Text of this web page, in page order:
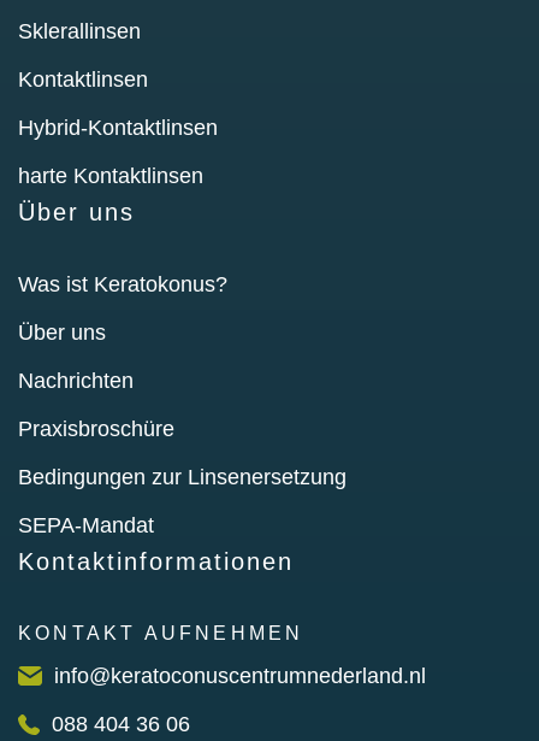
Sklerallinsen
Kontaktlinsen
Hybrid-Kontaktlinsen
harte Kontaktlinsen
Über uns
Was ist Keratokonus?
Über uns
Nachrichten
Praxisbroschüre
Bedingungen zur Linsenersetzung
SEPA-Mandat
Kontaktinformationen
KONTAKT AUFNEHMEN
info@keratoconuscentrumnederland.nl
088 404 36 06